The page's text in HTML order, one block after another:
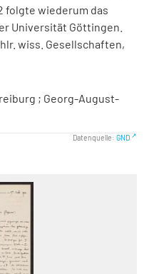
folgte wiederum das
Universität Göttingen.
wiss. Gesellschaften,
; Georg-August-
Datenquelle: GND